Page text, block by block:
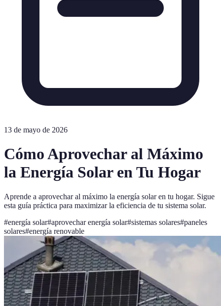
13 de mayo de 2026
Cómo Aprovechar al Máximo
la Energía Solar en Tu Hogar
Aprende a aprovechar al máximo la energía solar en tu hogar. Sigue
esta guía práctica para maximizar la eficiencia de tu sistema solar.
#energía solar#aprovechar energía solar#sistemas solares#paneles
solares#energía renovable